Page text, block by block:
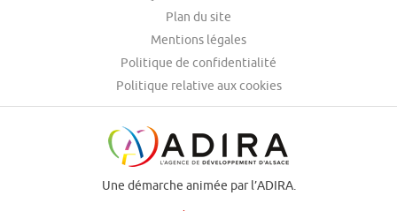
Plan du site
Mentions légales
Politique de confidentialité
Politique relative aux cookies
Une démarche animée par l’ADIRA.